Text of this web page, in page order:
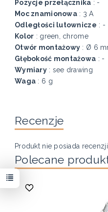
Pozycje przełącznika : -
Moc znamionowa: 3 A
Odległości lutownicze : -
Kolor : green, chrome
Otwór montażowy : Ø 6
Głębokość montażowa : -
Wymiary: see drawing
Waga : 6 g
Recenzje
Produkt nie posiada
Polecane